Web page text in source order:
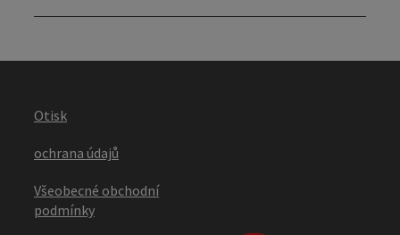
Otisk
ochrana údajů
Všeobecné obchodní
podmínky